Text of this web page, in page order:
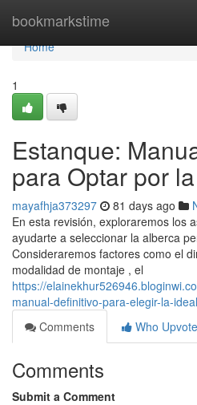
bookmarkstime
Home
Home
1
Estanque:
para Optar por
mayafhja373297 81 days ago
En esta revisión, exploraremos los
ayudarte a seleccionar la alberca
Consideraremos factores como el
modalidad de montaje , el
https://
manual-definitivo-para-elegir-la-ideal
Comments
Who
Comments
Submit a Comment